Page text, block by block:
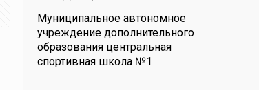
Муниципальное автономное
учреждение дополнительного
образования центральная
спортивная школа №1